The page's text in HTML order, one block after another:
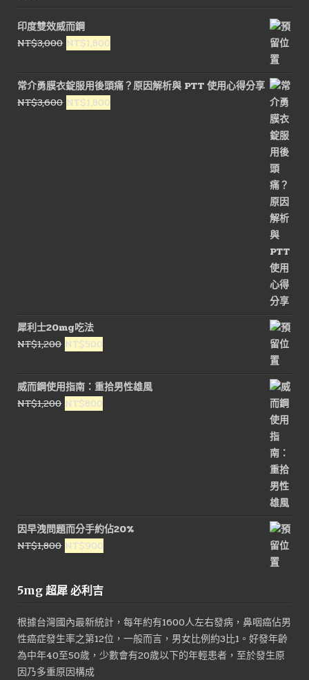
印度雙效威而鋼
NT$3,000 原
價
格：
NT$3,000。
NT$1,800
價
格：
NT$1,800。
常介勇膜衣錠服用後頭痛？原因解析與 PTT 使用心得分享
NT$3,600 原
NT$1,800
犀利士20mg吃法
NT$1,200 原
價
格：
NT$1,200。
NT$500
價
格：
NT$500。
威而鋼使用指南：重拾男性雄風
NT$1,200 原
NT$800
因早洩問題而分手約佔20%
NT$1,800 原
格：
NT$900
5mg 超犀 必利吉
根據台灣國內最新統計，每年約有1600人左右發病，鼻咽癌佔男
性癌症發生率之第12位，一般而言，男女比例約3比1。好發年齡
為中年40至50歲，少數會有20歲以下的年輕患者，至於發生原
因乃多重原因構成